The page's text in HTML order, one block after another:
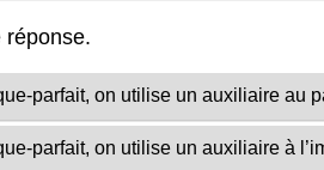
réponse.
parfait, on utilise un auxiliaire au
parfait, on utilise un auxiliaire à